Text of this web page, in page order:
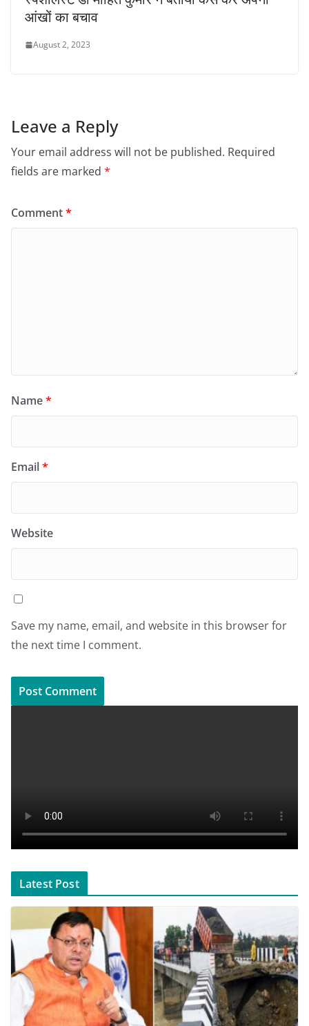
आंखों का बचाव
August 2, 2023
Leave a Reply
Your email address will not be published. Required
fields are marked *
Comment*
Name*
Email*
Website
Save my name, email, and website in this browser for
the next time I comment.
Latest Post